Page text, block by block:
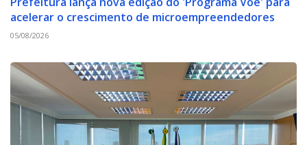
acelerar o crescimento de microempreendedores
05/08/2026